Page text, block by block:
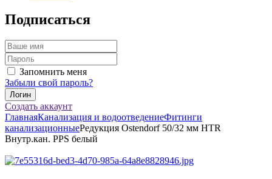
Подписаться
Запомнить меня
Забыли свой пароль?
Создать аккаунт
ГлавнаяКанализация и водоотведениеФитинги
канализационныеРедукция Ostendorf 50/32 мм HTR
Внутр.кан. PPS белый